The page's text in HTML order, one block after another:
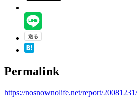
Permalink
https://nosnownolife.net/report/20081231/